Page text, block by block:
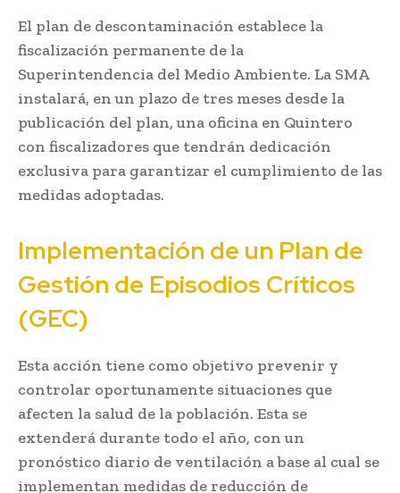
El plan de descontaminación establece la
fiscalización permanente de la
Superintendencia del Medio Ambiente. La SMA
instalará, en un plazo de tres meses desde la
publicación del plan, una oficina en Quintero
con fiscalizadores que tendrán dedicación
exclusiva para garantizar el cumplimiento de las
medidas adoptadas.
Implementación de un Plan de
Gestión de Episodios Críticos
(GEC)
Esta acción tiene como objetivo prevenir y
controlar oportunamente situaciones que
afecten la salud de la población. Esta se
extenderá durante todo el año, con un
pronóstico diario de ventilación a base al cual se
implementan medidas de reducción de